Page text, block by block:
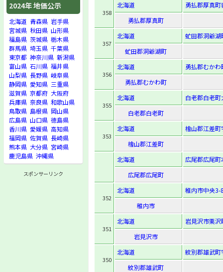
2024年 地価公示
北海道 青森県 岩手県
宮城県 秋田県 山形県
福島県 茨城県 栃木県
群馬県 埼玉県 千葉県
東京都 神奈川県 新潟県
富山県 石川県 福井県
山梨県 長野県 岐阜県
静岡県 愛知県 三重県
滋賀県 京都府 大阪府
兵庫県 奈良県 和歌山県
鳥取県 島根県 岡山県
広島県 山口県 徳島県
香川県 愛媛県 高知県
福岡県 佐賀県 長崎県
熊本県 大分県 宮崎県
鹿児島県 沖縄県
スポンサーリンク
358
北海道
勇払郡厚真
勇払郡厚真町
357
北海道
虻田郡洞爺
虻田郡洞爺湖町
356
北海道
勇払郡むか
勇払郡むかわ町
355
北海道
白老郡白老
白老郡白老町
353
北海道
檜山郡江差
檜山郡江差町
北海道
広尾郡広尾
広尾郡広尾町
352
北海道
稚内市中央3-
稚内市
351
北海道
岩見沢市栗
岩見沢市
350
北海道
紋別郡雄武
紋別郡雄武町